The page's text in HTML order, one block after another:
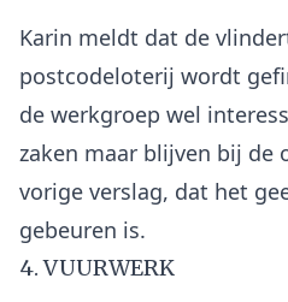
Karin meldt dat de
postcodeloterij wordt
de werkgroep wel
zaken maar blijven bij de
vorige verslag, dat het
4. VUURWERK